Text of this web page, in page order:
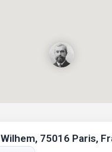
75016 Paris,